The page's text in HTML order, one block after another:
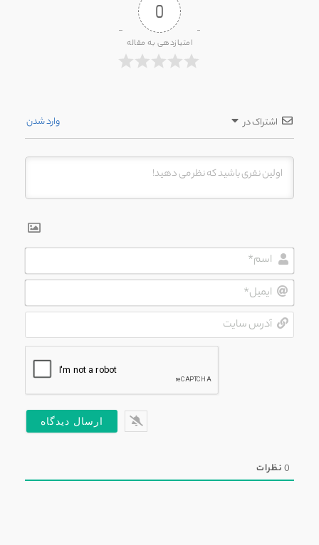
0
امتیازدهی به مقاله
اشتراک در وارد شدن
اسم*
ایمیل*
0نظرات